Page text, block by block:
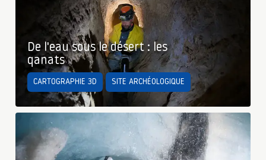
De l'eau sous le désert : les
qanats
CARTOGRAPHIE 3D SITE ARCHÉOLOGIQUE